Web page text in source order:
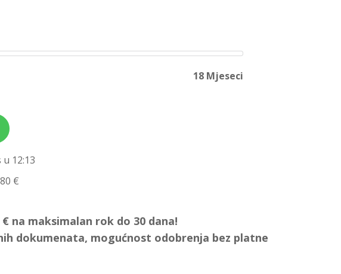
18 Mjeseci
u 12:13
€
na maksimalan rok do 30 dana!
dokumenata, mogućnost odobrenja bez platne